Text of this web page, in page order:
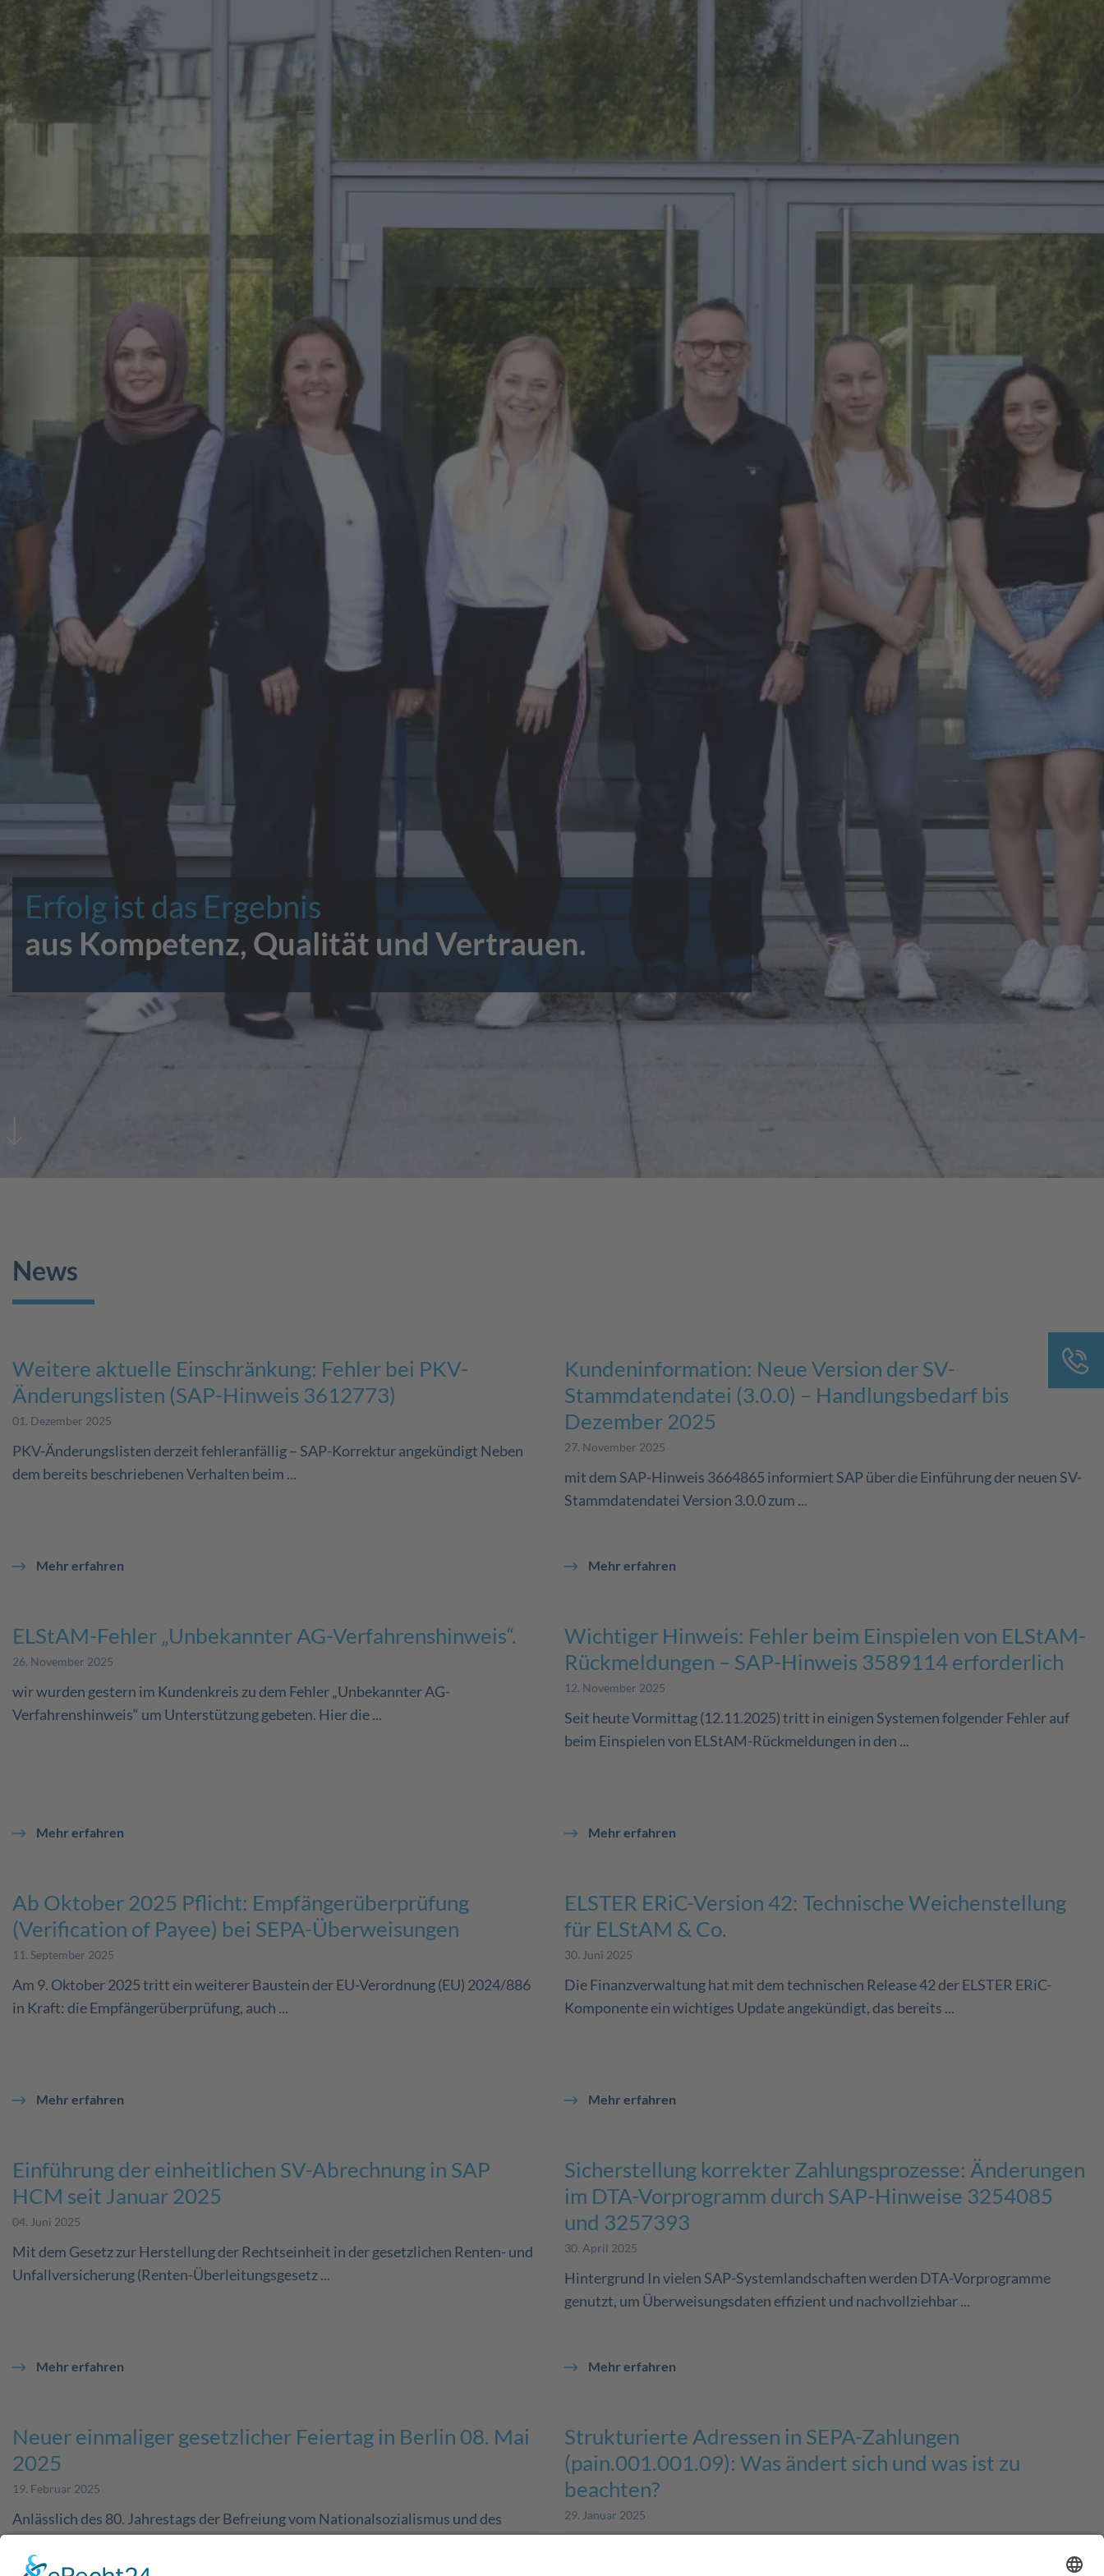
Erfolg ist das Ergebnis
aus Kompetenz, Qualität und Vertrauen.
News
Weitere aktuelle Einschränkung: Fehler bei PKV-
Änderungslisten (SAP-Hinweis 3612773)
01. Dezember 2025
PKV-Änderungslisten derzeit fehleranfällig – SAP-Korrektur angekündigt Neben
dem bereits beschriebenen Verhalten beim ...
Mehr erfahren
Kundeninformation: Neue Version der SV-
Stammdatendatei (3.0.0) – Handlungsbedarf bis
Dezember 2025
27. November 2025
mit dem SAP-Hinweis 3664865 informiert SAP über die Einführung der neuen SV-
Stammdatendatei Version 3.0.0 zum ...
Mehr erfahren
ELStAM-Fehler „Unbekannter AG-Verfahrenshinweis“.
26. November 2025
wir wurden gestern im Kundenkreis zu dem Fehler „Unbekannter AG-
Verfahrenshinweis“ um Unterstützung gebeten. Hier die ...
Mehr erfahren
Wichtiger Hinweis: Fehler beim Einspielen von ELStAM-
Rückmeldungen – SAP-Hinweis 3589114 erforderlich
12. November 2025
Seit heute Vormittag (12.11.2025) tritt in einigen Systemen folgender Fehler auf
beim Einspielen von ELStAM-Rückmeldungen in den ...
Mehr erfahren
Ab Oktober 2025 Pflicht: Empfängerüberprüfung
(Verification of Payee) bei SEPA-Überweisungen
11. September 2025
Am 9. Oktober 2025 tritt ein weiterer Baustein der EU-Verordnung (EU) 2024/886
in Kraft: die Empfängerüberprüfung, auch ...
Mehr erfahren
ELSTER ERiC-Version 42: Technische Weichenstellung
für ELStAM & Co.
30. Juni 2025
Die Finanzverwaltung hat mit dem technischen Release 42 der ELSTER ERiC-
Komponente ein wichtiges Update angekündigt, das bereits ...
Mehr erfahren
Einführung der einheitlichen SV-Abrechnung in SAP
HCM seit Januar 2025
04. Juni 2025
Mit dem Gesetz zur Herstellung der Rechtseinheit in der gesetzlichen Renten- und
Unfallversicherung (Renten-Überleitungsgesetz ...
Mehr erfahren
Sicherstellung korrekter Zahlungsprozesse: Änderungen
im DTA-Vorprogramm durch SAP-Hinweise 3254085
und 3257393
30. April 2025
Hintergrund In vielen SAP-Systemlandschaften werden DTA-Vorprogramme
genutzt, um Überweisungsdaten effizient und nachvollziehbar ...
Mehr erfahren
Neuer einmaliger gesetzlicher Feiertag in Berlin 08. Mai
2025
19. Februar 2025
Anlässlich des 80. Jahrestags der Befreiung vom Nationalsozialismus und des
Strukturierte Adressen in SEPA-Zahlungen
(pain.001.001.09): Was ändert sich und was ist zu
beachten?
29. Januar 2025